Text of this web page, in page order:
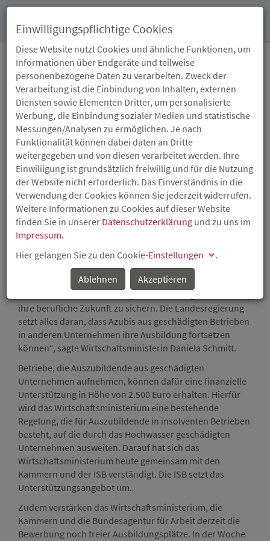
04.08.2021
HILFE FÜR AZUBIS IM
HOCHWASSERGEBIET
Das Land Rheinland-Pfalz unterstützt Betriebe, die
Auszubildende von geschädigten Unternehmen im
Hochwassergebiet übernehmen. Dies hat
Wirtschaftsministerin Daniela Schmitt bekannt gegeben.
Die jungen Menschen benötigten schnell eine
Perspektive. Zudem verstärken Wirtschaftsministerium,
Kammern und die Bundesagentur für Arbeit die
Bewerbung freier Ausbildungsplätze.
„Es ist mir ein großes Anliegen, den jungen
Auszubildenden eine Perspektive zu geben. Die jungen
ihre berufliche Zukunft zu sichern. Die Landesregierung
setzt alles daran, dass Azubis aus geschädigten Betrieben
in anderen Unternehmen ihre Ausbildung fortsetzen
können“, sagte Wirtschaftsministerin Daniela Schmitt.
Betriebe, die Auszubildende aus geschädigten
Unternehmen aufnehmen, können dafür eine finanzielle
Unterstützung in Höhe von 2.500 Euro erhalten. Hierfür
wird das Wirtschaftsministerium eine bestehende
Regelung, die für Auszubildende in insolventen Betrieben
besteht, auf die durch das Hochwasser geschädigten
Unternehmen ausweiten. Darauf hat sich das
Wirtschaftsministerium heute gemeinsam mit den
Kammern und der ISB verständigt. Die ISB setzt das
Unterstützungsangebot um.
Zudem verstärken das Wirtschaftsministerium, die
Kammern und die Bundesagentur für Arbeit derzeit die
Bewerbung noch freier Ausbildungsplätze. In der Woche
Einwilligungspflichtige Cookies
Diese Website nutzt Cookies und ähnliche Funktionen, um
Informationen über Endgeräte und teilweise
personenbezogene Daten zu verarbeiten. Zweck der
Verarbeitung ist die Einbindung von Inhalten, externen
Diensten sowie Elementen Dritter, um personalisierte
Werbung, die Einbindung sozialer Medien und statistische
Messungen/Analysen zu ermöglichen. Je nach
Funktionalität können dabei daten an Dritte
weitergegeben und von diesen verarbeitet werden. Ihre
Einwiliigung ist grundsätzlich freiwillig und für die Nutzung
der Website nicht erforderlich. Das Einverständnis in die
Verwendung der Cookies können Sie jederzeit widerrufen.
Weitere Informationen zu Cookies auf dieser Website
finden Sie in unserer Datenschutzerklärung und zu uns im
Impressum.
Hier gelangen Sie zu den Cookie-Einstellungen
.
Ablehnen
Akzeptieren